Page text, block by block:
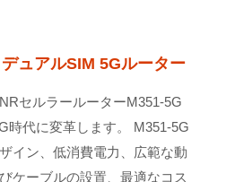
ュアルSIM 5Gルーター
セルラールーターM351-5G
時代に変革します。 M351-5G
イン、低消費電力、広範な動
ケーブルの設置、最適なコス